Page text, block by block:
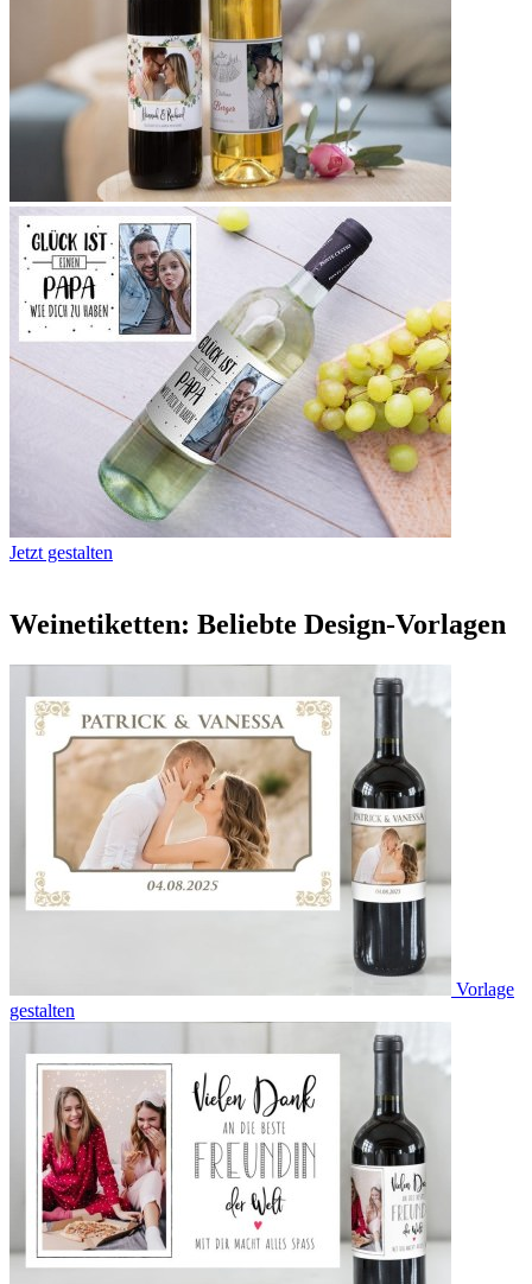
Jetzt gestalten
Weinetiketten: Beliebte Design-Vorlagen
Vorlage
gestalten